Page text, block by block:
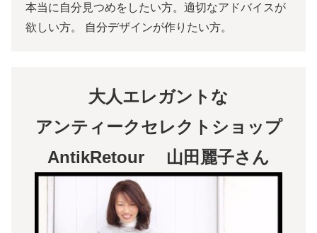
本当に自分見つめをしたい方。適切なアドバイスが
欲しい方。 自分デザインが作りたい方。
大人エレガントな
アンティークセレクトショップ
AntikRetour 山田麗子さん